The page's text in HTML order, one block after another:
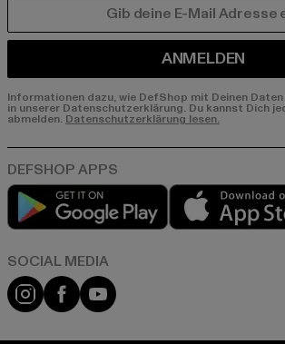
ANMELDEN
Informationen dazu, wie DefShop mit Deinen
in unserer Datenschutzerklärung. Du kannst Dich
abmelden.Datenschutzerklärung lesen.
Play market
Instagram
FacebookYouTube